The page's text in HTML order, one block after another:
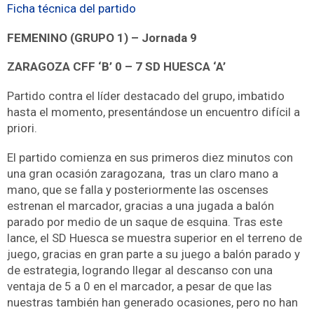
Ficha técnica del partido
FEMENINO (GRUPO 1) – Jornada 9
ZARAGOZA CFF ‘B’ 0 – 7 SD HUESCA ‘A’
Partido contra el líder destacado del grupo, imbatido
hasta el momento, presentándose un encuentro difícil a
priori.
El partido comienza en sus primeros diez minutos con
una gran ocasión zaragozana, tras un claro mano a
mano, que se falla y posteriormente las oscenses
estrenan el marcador, gracias a una jugada a balón
parado por medio de un saque de esquina. Tras este
lance, el SD Huesca se muestra superior en el terreno de
juego, gracias en gran parte a su juego a balón parado y
de estrategia, logrando llegar al descanso con una
ventaja de 5 a 0 en el marcador, a pesar de que las
nuestras también han generado ocasiones, pero no han